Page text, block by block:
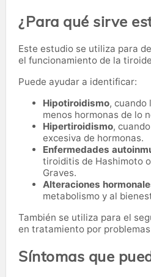
¿Para qué sirve
Este estudio se utiliza para
el funcionamiento de la
Puede ayudar a identificar:
Hipotiroidismo, cuando
menos hormonas de lo
Hipertiroidismo,
excesiva de hormonas.
Enfermedades
tiroiditis de Hashimoto
Graves.
Alteraciones
metabolismo y al
También se utiliza para el
en tratamiento por
Síntomas que